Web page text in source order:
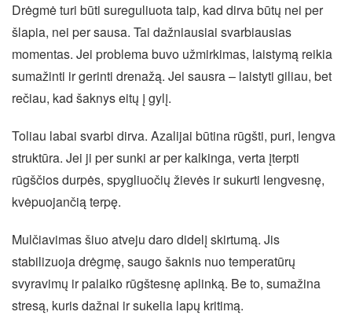
Drėgmė turi būti sureguliuota taip, kad dirva būtų nei per
šlapia, nei per sausa. Tai dažniausiai svarbiausias
momentas. Jei problema buvo užmirkimas, laistymą reikia
sumažinti ir gerinti drenažą. Jei sausra – laistyti giliau, bet
rečiau, kad šaknys eitų į gylį.
Toliau labai svarbi dirva. Azalijai būtina rūgšti, puri, lengva
struktūra. Jei ji per sunki ar per kalkinga, verta įterpti
rūgščios durpės, spygliuočių žievės ir sukurti lengvesnę,
kvėpuojančią terpę.
Mulčiavimas šiuo atveju daro didelį skirtumą. Jis
stabilizuoja drėgmę, saugo šaknis nuo temperatūrų
svyravimų ir palaiko rūgštesnę aplinką. Be to, sumažina
stresą, kuris dažnai ir sukelia lapų kritimą.